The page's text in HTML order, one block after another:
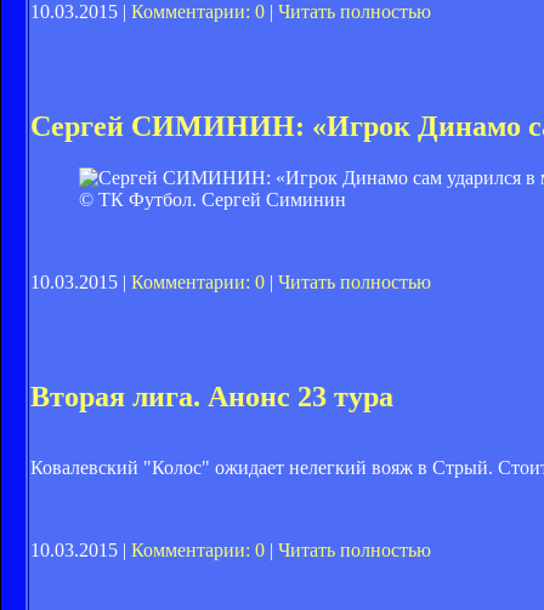
10.03.2015 | Комментарии: 0 | Читать полностью
Сергей СИМИНИН: «Игрок Динамо
© ТК Футбол. Сергей Симинин
10.03.2015 | Комментарии: 0 | Читать полностью
Вторая лига. Анонс 23 тура
Ковалевский "Колос" ожидает нелегкий вояж в Стрый.
10.03.2015 | Комментарии: 0 | Читать полностью